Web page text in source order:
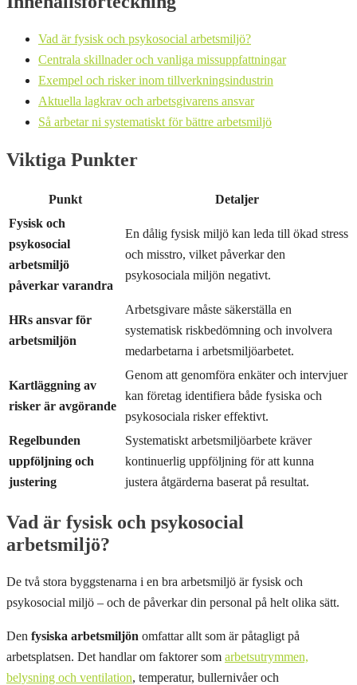
Vad är fysisk och psykosocial arbetsmiljö?
Centrala skillnader och vanliga missuppfattningar
Exempel och risker inom tillverkningsindustrin
Aktuella lagkrav och arbetsgivarens ansvar
Så arbetar ni systematiskt för bättre arbetsmiljö
Viktiga Punkter
Punkt
Detaljer
Fysisk och
psykosocial
arbetsmiljö
påverkar varandra
En dålig fysisk miljö kan leda till ökad stress
och misstro, vilket påverkar den
psykosociala miljön negativt.
HRs ansvar för
arbetsmiljön
Arbetsgivare måste säkerställa en
systematisk riskbedömning och involvera
medarbetarna i arbetsmiljöarbetet.
Kartläggning av
risker är avgörande
Genom att genomföra enkäter och intervjuer
kan företag identifiera både fysiska och
psykosociala risker effektivt.
Regelbunden
uppföljning och
justering
Systematiskt arbetsmiljöarbete kräver
kontinuerlig uppföljning för att kunna
justera åtgärderna baserat på resultat.
Vad är fysisk och psykosocial
arbetsmiljö?
De två stora byggstenarna i en bra arbetsmiljö är fysisk och
psykosocial miljö – och de påverkar din personal på helt olika sätt.
Den fysiska arbetsmiljön omfattar allt som är påtagligt på
arbetsplatsen. Det handlar om faktorer som arbetsutrymmen,
belysning och ventilation, temperatur, bullernivåer och